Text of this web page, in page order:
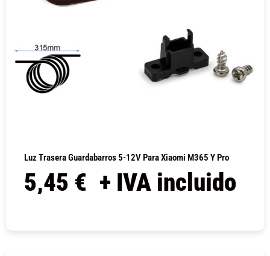
Luz Trasera Guardabarros 5-12V Para Xiaomi M365 Y Pro
5,45 € + IVA incluido